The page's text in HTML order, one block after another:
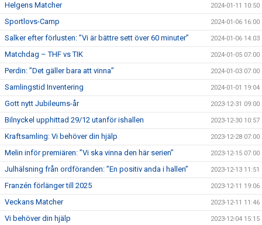
Helgens Matcher 2024-01-11 10:50
Sportlovs-Camp 2024-01-06 16:00
Salker efter förlusten: ”Vi är bättre sett över 60 minuter” 2024-01-06 14:03
Matchdag – THF vs TIK 2024-01-05 07:00
Perdin: ”Det gäller bara att vinna” 2024-01-03 07:00
Samlingstid Inventering 2024-01-01 19:04
Gott nytt Jubileums-år 2023-12-31 09:00
Bilnyckel upphittad 29/12 utanför ishallen 2023-12-30 10:57
Kraftsamling: Vi behöver din hjälp 2023-12-28 07:00
Melin inför premiären: ”Vi ska vinna den här serien” 2023-12-15 07:00
Julhälsning från ordföranden: ”En positiv anda i hallen” 2023-12-13 11:51
Franzén förlänger till 2025 2023-12-11 19:06
Veckans Matcher 2023-12-11 11:46
Vi behöver din hjälp 2023-12-04 15:15